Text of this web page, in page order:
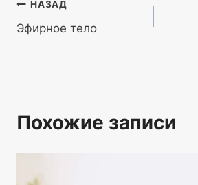
Навигация
по
НАЗАД
Эфирное тело
Похожие записи